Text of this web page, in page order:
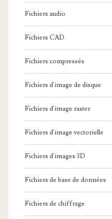
Fichiers audio
Fichiers CAD
Fichiers compressés
Fichiers d'image de disque
Fichiers d'image raster
Fichiers d'image vectorielle
Fichiers d'images 3D
Fichiers de base de données
Fichiers de chiffrage